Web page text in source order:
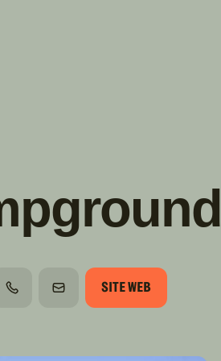
TÉLÉPHONECOURRIELSITE WEB